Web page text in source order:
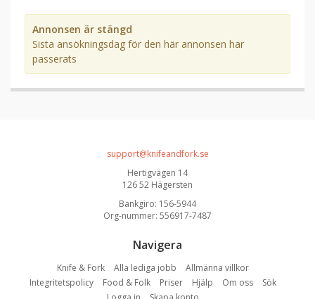
Annonsen är stängd
Sista ansökningsdag för den här annonsen har
passerats
support@knifeandfork.se
Hertigvägen 14
126 52 Hägersten
Bankgiro: 156-5944
Org-nummer: 556917-7487
Navigera
Knife & Fork Alla lediga jobb
Allmänna villkor
Integritetspolicy
Food & Folk Priser Hjälp Om oss
Sök